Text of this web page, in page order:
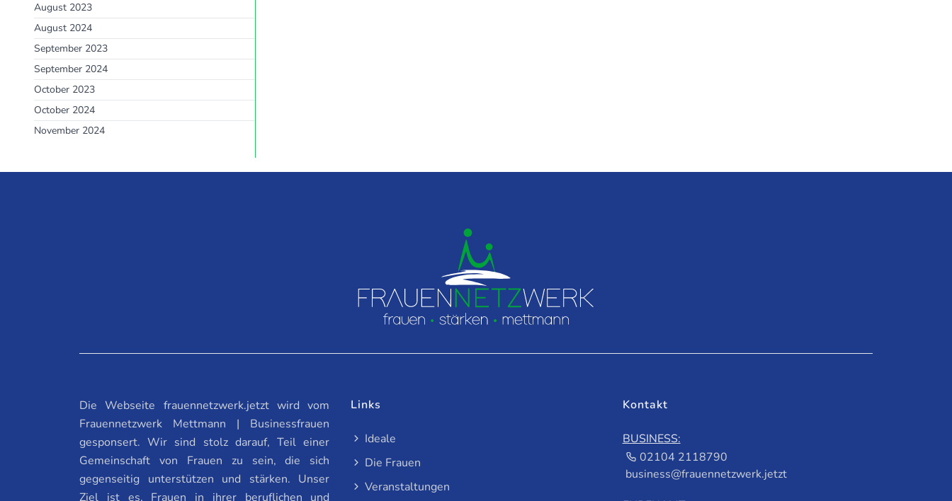
August 2023
August 2024
September 2023
September 2024
October 2023
October 2024
November 2024
Die Webseite frauennetzwerk.jetzt wird vom
Frauennetzwerk Mettmann | Businessfrauen
gesponsert. Wir sind stolz darauf, Teil einer
Gemeinschaft von Frauen zu sein, die sich
gegenseitig unterstützen und stärken. Unser
Ziel ist es, Frauen in ihrer beruflichen und
Links
Ideale
Die Frauen
Veranstaltungen
Kontakt
BUSINESS:
02104 2118790
business@frauennetzwerk.jetzt